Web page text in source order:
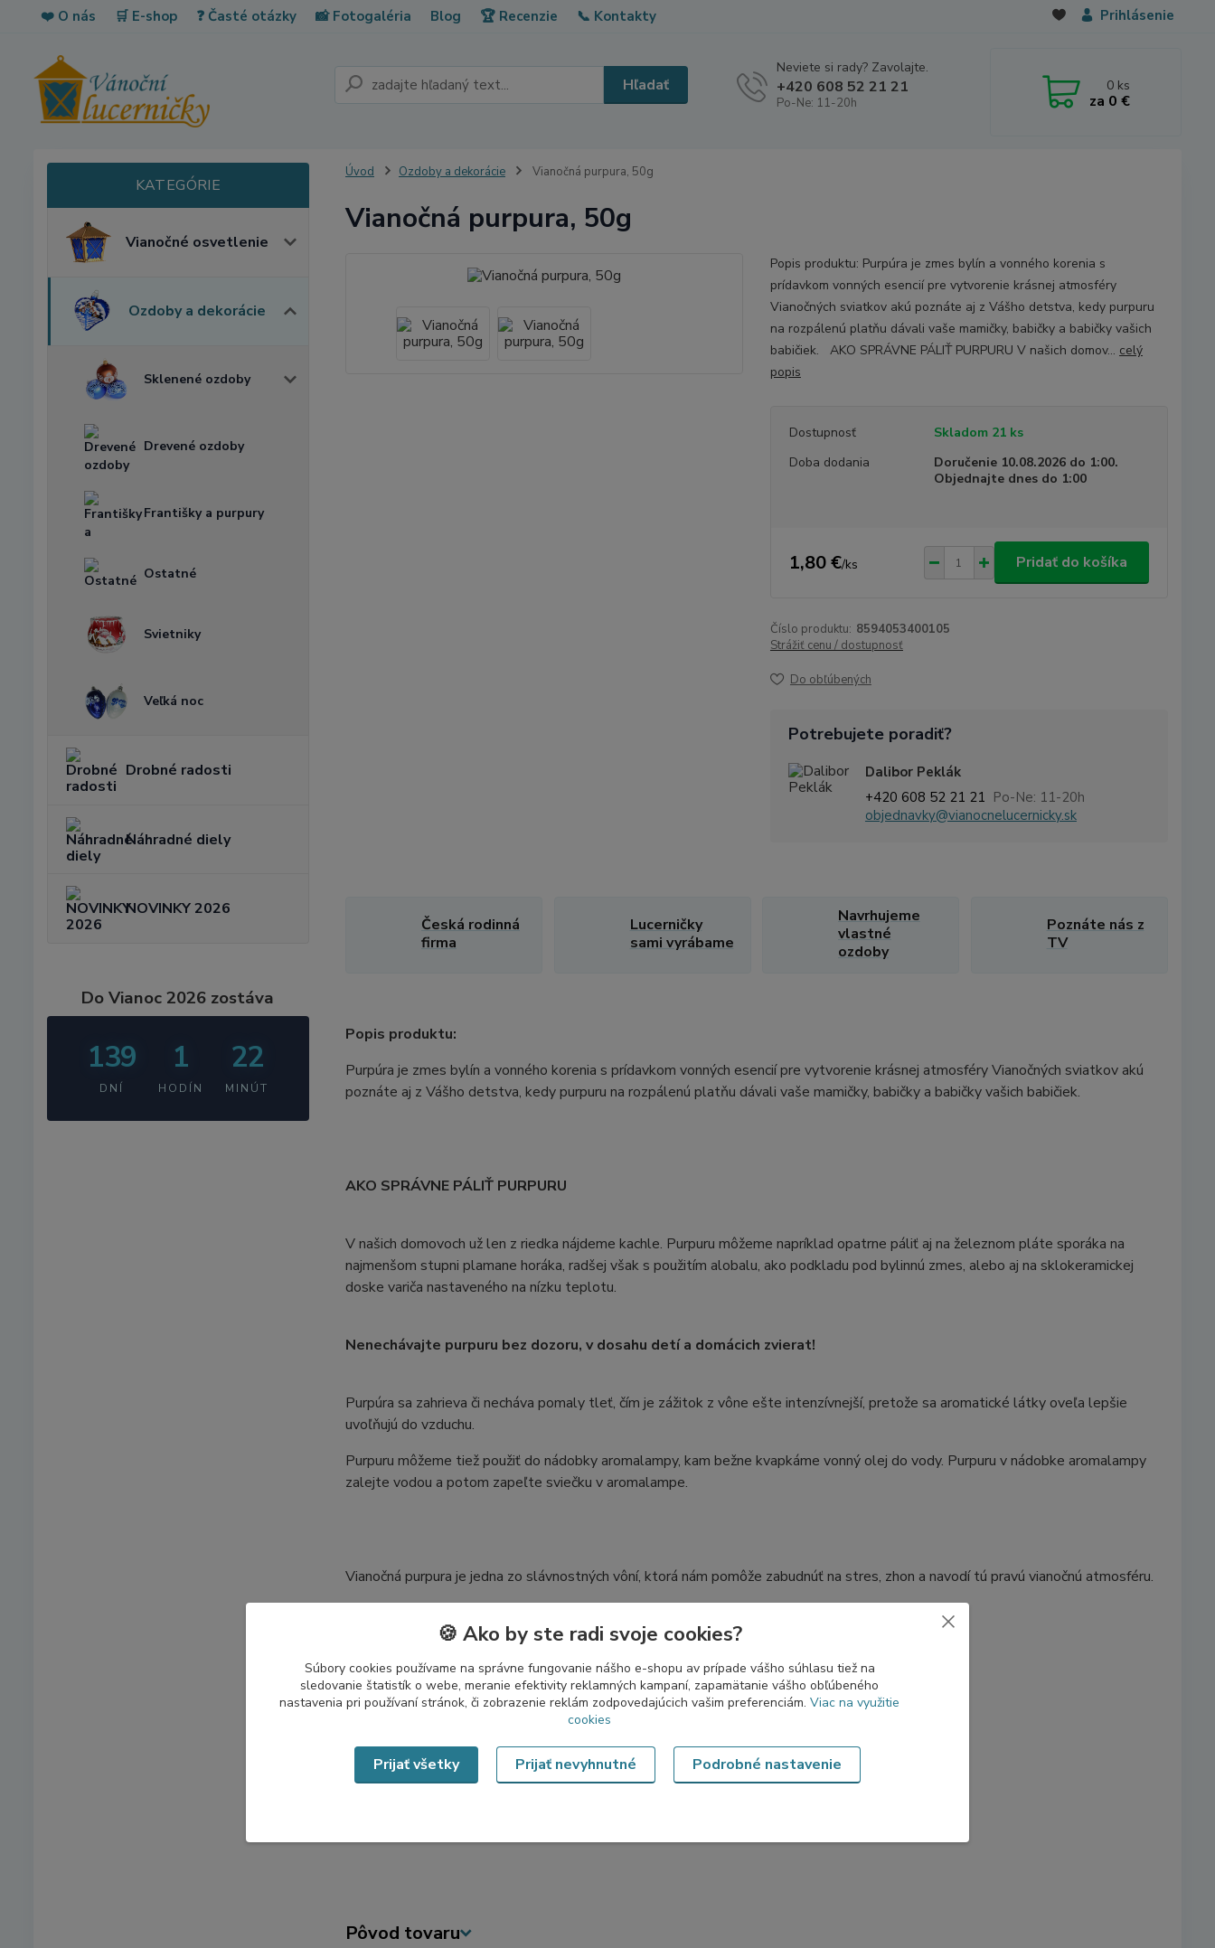
❤️ O nás 🛒 E-shop ❓ Časté otázky 📸 Fotogaléria 🏆 Recenzie 📞 Kontakty
Blog Prihlásenie
Hľadať
Neviete si rady? Zavolajte.
+420 608 52 21 21
Po-Ne: 11-20h
0 ks
za 0 €
Vianočné osvetlenie
Ozdoby a dekorácie
Sklenené ozdoby
Drevené ozdoby
Františky a purpury
Ostatné
Svietniky
Veľká noc
Drobné radosti
Náhradné diely
NOVINKY 2026
Do Vianoc 2026 zostáva
139
DNÍ
1
HODÍN
22
MINÚT
Úvod Ozdoby a dekorácie Vianočná purpura, 50g
Vianočná purpura, 50g
Popis produktu: Purpúra je zmes bylín a vonného korenia s
prídavkom vonných esencií pre vytvorenie krásnej atmosféry
Vianočných sviatkov akú poznáte aj z Vášho detstva, kedy purpuru
na rozpálenú platňu dávali vaše mamičky, babičky a babičky vašich
babičiek. AKO SPRÁVNE PÁLIŤ PURPURU V našich domov... celý
popis
Dostupnosť
Skladom 21 ks
Doba dodania
Doručenie 10.08.2026 do 1:00.
Objednajte dnes do 1:00
1,80 €/ks Pridať do košíka
Číslo produktu: 8594053400105
Strážiť cenu / dostupnosť
Do obľúbených
Potrebujete poradiť?
Dalibor Peklák
+420 608 52 21 21 Po-Ne: 11-20h
objednavky@vianocnelucernicky.sk
Česká rodinná
firma
Lucerničky
sami vyrábame
Navrhujeme
vlastné
ozdoby
Poznáte nás z
TV
Popis produktu:
Purpúra je zmes bylín a vonného korenia s prídavkom vonných esencií pre vytvorenie krásnej atmosféry Vianočných sviatkov akú
poznáte aj z Vášho detstva, kedy purpuru na rozpálenú platňu dávali vaše mamičky, babičky a babičky vašich babičiek.
AKO SPRÁVNE PÁLIŤ PURPURU
V našich domovoch už len z riedka nájdeme kachle. Purpuru môžeme napríklad opatrne páliť aj na železnom pláte sporáka na
najmenšom stupni plamane horáka, radšej však s použitím alobalu, ako podkladu pod bylinnú zmes, alebo aj na sklokeramickej
doske variča nastaveného na nízku teplotu.
Nenechávajte purpuru bez dozoru, v dosahu detí a domácich zvierat!
Purpúra sa zahrieva či necháva pomaly tleť, čím je zážitok z vône ešte intenzívnejší, pretože sa aromatické látky oveľa lepšie
uvoľňujú do vzduchu.
Purpuru môžeme tiež použiť do nádobky aromalampy, kam bežne kvapkáme vonný olej do vody. Purpuru v nádobke aromalampy
zalejte vodou a potom zapeľte sviečku v aromalampe.
Vianočná purpura je jedna zo slávnostných vôní, ktorá nám pomôže zabudnúť na stres, zhon a navodí tú pravú vianočnú atmosféru.
Rozsah dodávky:
50 g
Technická špecifikácia:
Vyrobené v Českej republike
Pôvod tovaru
🍪 Ako by ste radi svoje cookies?
Súbory cookies používame na správne fungovanie nášho e-shopu av prípade vášho súhlasu tiež na
sledovanie štatistík o webe, meranie efektivity reklamných kampaní, zapamätanie vášho obľúbeného
nastavenia pri používaní stránok, či zobrazenie reklám zodpovedajúcich vašim preferenciám. Viac na využitie
cookies
Prijať nevyhnutné Podrobné nastavenie
Prijať všetky